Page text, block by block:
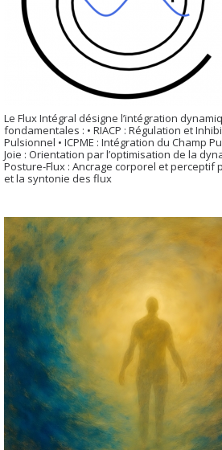
Le Flux Intégral désigne l’intégration
fondamentales : • RIACP : Régulation et
Pulsionnel • ICPME : Intégration du Champ
Joie : Orientation par l’optimisation de la
Posture-Flux : Ancrage corporel et perceptif
et la syntonie des flux